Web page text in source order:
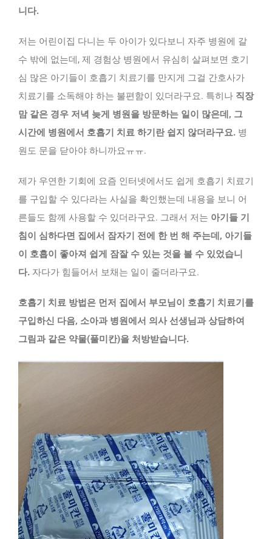
니다.
저는 어린이집 다니는 두 아이가 있다보니 자주 병원에 갈
수 밖에 없는데, 제 경험상 병원에서 유심히 살펴보면 호기
심 많은 아기들이 호흡기 치료기를 만지게 그걸 간호사가
치료기를 소독해야 하는 불편함이 있더라구요. 특히나 직장
맘 같은 경우 저녁 늦게 병원을 방문하는 일이 많은데, 그
시간에 병원에서 호흡기 치료 하기란 쉽지 않더라구요. 병
원도 문을 닫아야 하니까요ㅠㅠ.
제가 우연한 기회에 요즘 인터넷에서도 쉽게 호흡기 치료기
를 구입할 수 있다라는 사실을 확인했는데 내용을 보니 어
른들도 함께 사용할 수 있더라구요. 그래서 저는 아기들 기
침이 심하다면 집에서 잠자기 전에 한 번 해 주는데, 아기들
이 호흡이 좋아져 쉽게 잠잘 수 있는 것을 볼 수 있었습니
다. 자다가 힘들어서 보채는 일이 줄더라구요.
호흡기 치료 방법은 먼저 집에서 부모님이 호흡기 치료기를
구입하신 다음, 소아과 병원에서 의사 선생님과 상담하여
그림과 같은 약물(풀미칸)을 처방받습니다.